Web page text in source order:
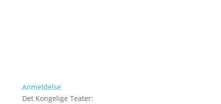
Anmeldelse
Det Kongelige Teater: